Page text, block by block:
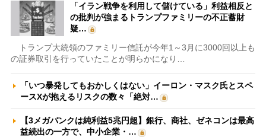
「イラン戦争を利用して儲けている」利益相反と
の批判が強まるトランプファミリーの不正蓄財
疑…
トランプ大統領のファミリー信託が今年1～3月に3000回以上も
の証券取引を行っていたことが明らかになり…
「いつ暴発してもおかしくはない」イーロン・マスク氏とスペ
ースXが抱えるリスクの数々「絶対…
【3メガバンクは純利益5兆円超】銀行、商社、ゼネコンは最高
益続出の一方で、中小企業・…